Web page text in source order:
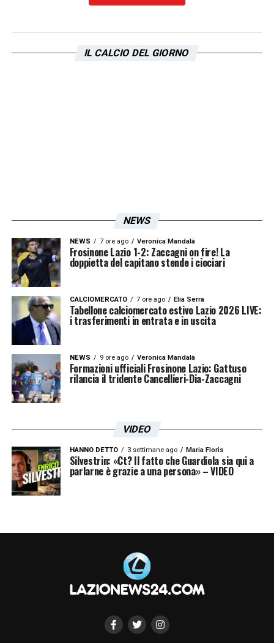
IL CALCIO DEL GIORNO
NEWS
NEWS 7 ore ago Veronica Mandalà
Frosinone Lazio 1-2: Zaccagni on fire! La
doppietta del capitano stende i ciociari
CALCIOMERCATO 7 ore ago Elia Serra
Tabellone calciomercato estivo Lazio 2026 LIVE:
i trasferimenti in entrata e in uscita
NEWS 9 ore ago Veronica Mandalà
Formazioni ufficiali Frosinone Lazio: Gattuso
rilancia il tridente Cancellieri-Dia-Zaccagni
VIDEO
HANNO DETTO 3 settimane ago Maria Floris
Silvestrin: «Ct? Il fatto che Guardiola sia qui a
parlarne è grazie a una persona» – VIDEO